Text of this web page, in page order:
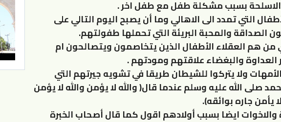
والاسلحة بسبب مشكلة طفل مع طفل اخر .
التي تمدد الى الاهالي وما أن يصبح اليوم التالي على
الصداقة والمحبة البريئة التي تحملها طفولتهم.
هم العقلاء الأطفال الذين يتخاصمون ويتصالحون ام
العداوة والبغضاء علاقتهم ومودتهم .
ولا يتركوا للشيطان طريقا في تشويه جيرتهم التي
صلى الله عليه وسلم عندما قال( والله لا يؤمن والله لا يؤمن
يأمن جاره بوائقه).
والاخوات ايضا بسبب أولادهم اقول كما قال أصحاب الخبرة